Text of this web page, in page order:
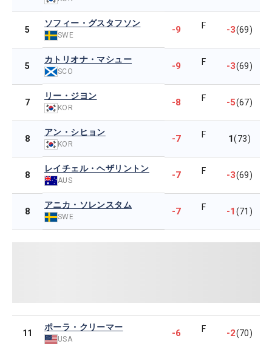
5
ソフィー・グスタフソン
SWE -9 F -3(69)
5
カトリオナ・マシュー
SCO -9 F -3(69)
7
リー・ジヨン
KOR -8 F -5(67)
8
アン・シヒョン
KOR -7 F 1(73)
8
レイチェル・ヘザリントン
AUS -7 F -3(69)
8
アニカ・ソレンスタム
SWE -7 F -1(71)
11
ポーラ・クリーマー
USA
-6 F -2(70)